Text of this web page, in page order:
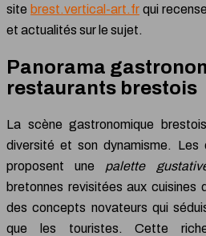
site brest.vertical-art.fr qui
et actualités sur le sujet.
Panorama
restaurants brestois
La scène gastronomique
diversité et son dynamisme. Les
proposent une palette
bretonnes revisitées aux cuisines
des concepts novateurs qui
que les touristes. Cette